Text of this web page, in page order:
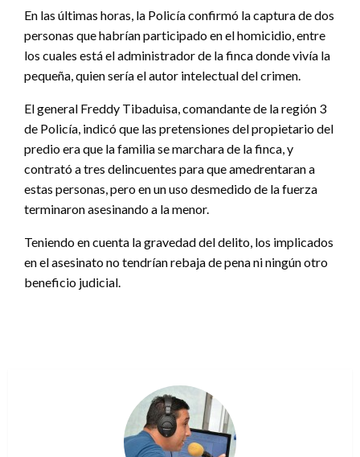
En las últimas horas, la Policía confirmó la captura de dos
personas que habrían participado en el homicidio, entre
los cuales está el administrador de la finca donde vivía la
pequeña, quien sería el autor intelectual del crimen.
El general Freddy Tibaduisa, comandante de la región 3
de Policía, indicó que las pretensiones del propietario del
predio era que la familia se marchara de la finca, y
contrató a tres delincuentes para que amedrentaran a
estas personas, pero en un uso desmedido de la fuerza
terminaron asesinando a la menor.
Teniendo en cuenta la gravedad del delito, los implicados
en el asesinato no tendrían rebaja de pena ni ningún otro
beneficio judicial.